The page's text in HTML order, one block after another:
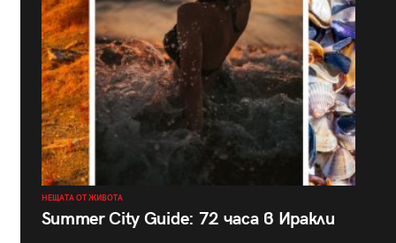
НЕЩАТА ОТ ЖИВОТА
Summer City Guide: 72 часа в Иракли